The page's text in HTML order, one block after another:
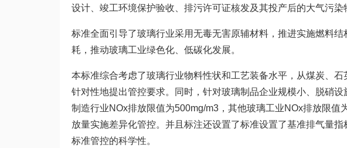
设计、竣工环境保护验收、排污许可证核发及其投产后的大气污染
标准全面引导了玻璃行业采用无毒无害原辅材料，推进实施燃料
耗，推动玻璃工业绿色化、低碳化发展。
本标准综合考虑了玻璃行业物料性状和工艺装备水平，从煤炭、
针对性地提出管控要求。同时，针对玻璃制品企业规模小、脱硝
制造行业NOx排放限值为500mg/m3，其他玻璃工业NOx排放限
放量实施差异化管控。并且标注还设置了标准设置了基准排气量
标准管控的科学性。